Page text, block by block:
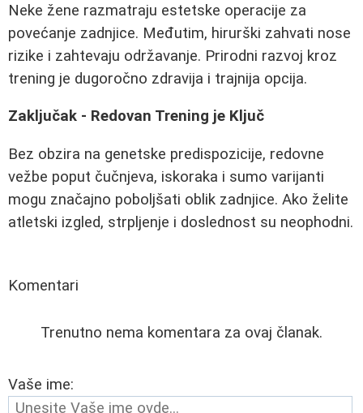
Neke žene razmatraju estetske operacije za
povećanje zadnjice. Međutim, hirurški zahvati nose
rizike i zahtevaju održavanje. Prirodni razvoj kroz
trening je dugoročno zdravija i trajnija opcija.
Zaključak - Redovan Trening je Ključ
Bez obzira na genetske predispozicije, redovne
vežbe poput čučnjeva, iskoraka i sumo varijanti
mogu značajno poboljšati oblik zadnjice. Ako želite
atletski izgled, strpljenje i doslednost su neophodni.
Komentari
Trenutno nema komentara za ovaj članak.
Vaše ime: